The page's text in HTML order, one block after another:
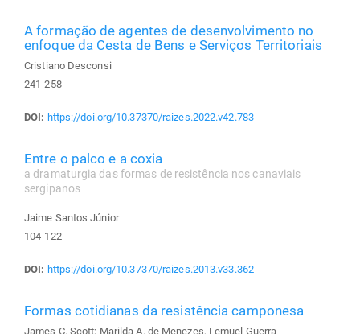
A formação de agentes de desenvolvimento no
enfoque da Cesta de Bens e Serviços Territoriais
Cristiano Desconsi
241-258
DOI: https://doi.org/10.37370/raizes.2022.v42.783
Entre o palco e a coxia
a dramaturgia das formas de resistência nos canaviais
sergipanos
Jaime Santos Júnior
104-122
DOI: https://doi.org/10.37370/raizes.2013.v33.362
Formas cotidianas da resistência camponesa
James C. Scott; Marilda A. de Menezes, Lemuel Guerra